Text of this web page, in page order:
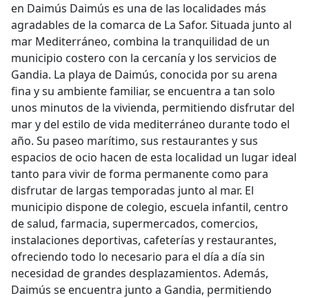
en Daimús Daimús es una de las localidades más
agradables de la comarca de La Safor. Situada junto al
mar Mediterráneo, combina la tranquilidad de un
municipio costero con la cercanía y los servicios de
Gandia. La playa de Daimús, conocida por su arena
fina y su ambiente familiar, se encuentra a tan solo
unos minutos de la vivienda, permitiendo disfrutar del
mar y del estilo de vida mediterráneo durante todo el
año. Su paseo marítimo, sus restaurantes y sus
espacios de ocio hacen de esta localidad un lugar ideal
tanto para vivir de forma permanente como para
disfrutar de largas temporadas junto al mar. El
municipio dispone de colegio, escuela infantil, centro
de salud, farmacia, supermercados, comercios,
instalaciones deportivas, cafeterías y restaurantes,
ofreciendo todo lo necesario para el día a día sin
necesidad de grandes desplazamientos. Además,
Daimús se encuentra junto a Gandia, permitiendo